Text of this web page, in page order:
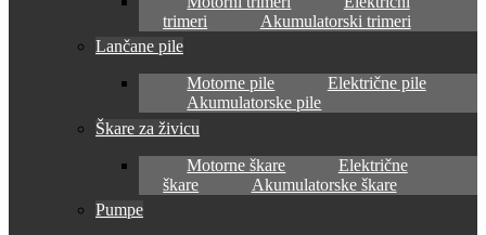
trimeri
Akumulatorski trimeri
Lančane pile
Motorne pile
Električne pile
Akumulatorske pile
Škare za živicu
Motorne škare
Električne
škare
Akumulatorske škare
Pumpe